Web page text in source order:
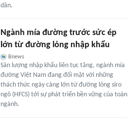
dân.
Ngành mía đường trước sức ép
lớn từ đường lỏng nhập khẩu
Bnews
Sản lượng nhập khẩu liên tục tăng, ngành mía
đường Việt Nam đang đối mặt với những
thách thức ngày càng lớn từ đường lỏng siro
ngô (HFCS) tới sự phát triển bền vững của toàn
ngành.